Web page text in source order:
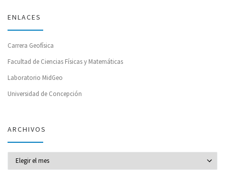
ENLACES
Carrera Geofísica
Facultad de Ciencias Físicas y Matemáticas
Laboratorio MidGeo
Universidad de Concepción
ARCHIVOS